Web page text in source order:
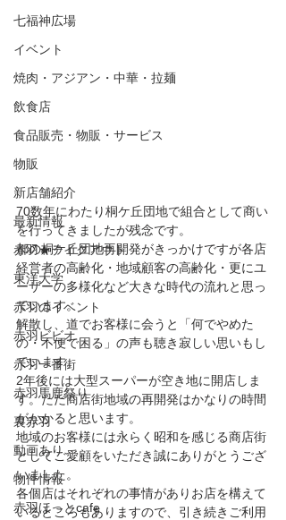
七福神広場
イベント
焼肉・アジアン・中華・拉麺
飲食店
食品販売・物販・サービス
物販
新店舗紹介
最新情報
赤羽★テイクアウト
東洋大学
赤羽のイベント
赤羽ビビオ
赤羽一番街
赤羽馬鹿祭り
裏赤羽
動画あり
物件情報
赤羽ほっとcafe
70数年にわたり桐ケ丘団地で組合として商い
を行ってきましたが残念です。
都の桐ケ丘団地再開発がきっかけですが各店
経営者の高齢化・地域顧客の高齢化・更にユ
ーザーの多様化など大きな時代の流れと思っ
ています。
解散し、道でお客様に会うと「何でやめた
の・不便で困る」の声も聴き寂しい思いもし
ています。
2年後には大型スーパーが空き地に開店しま
す。ただ商店街地域の再開発はかなりの時間
がかかると思います。
地域のお客様には永らく昭和を感じる商店街
としてご愛顧をいただき誠にありがとうござ
いました。
各個店はそれぞれの事情がありお店を構えて
いるところもありますので、引き続きご利用